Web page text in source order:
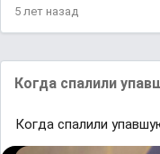
5 лет назад
Когда спалили
Когда спалили